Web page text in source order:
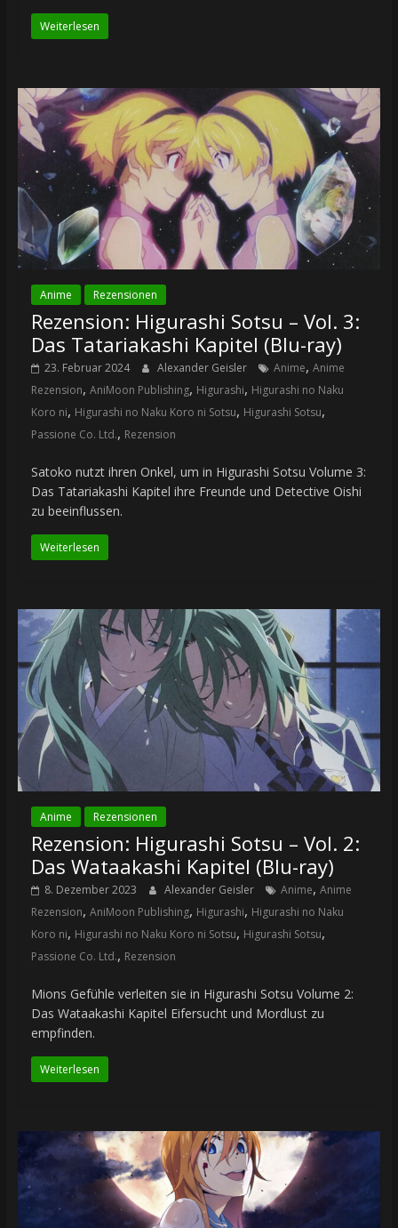
Weiterlesen
Anime Rezensionen
Rezension: Higurashi Sotsu – Vol. 3:
Das Tatariakashi Kapitel (Blu-ray)
23. Februar 2024 Alexander Geisler Anime, Anime
Rezension, AniMoon Publishing, Higurashi, Higurashi no Naku
Koro ni, Higurashi no Naku Koro ni Sotsu, Higurashi Sotsu,
Passione Co. Ltd., Rezension
Satoko nutzt ihren Onkel, um in Higurashi Sotsu Volume 3:
Das Tatariakashi Kapitel ihre Freunde und Detective Oishi
zu beeinflussen.
Weiterlesen
Anime Rezensionen
Rezension: Higurashi Sotsu – Vol. 2:
Das Wataakashi Kapitel (Blu-ray)
8. Dezember 2023 Alexander Geisler Anime, Anime
Rezension, AniMoon Publishing, Higurashi, Higurashi no Naku
Koro ni, Higurashi no Naku Koro ni Sotsu, Higurashi Sotsu,
Passione Co. Ltd., Rezension
Mions Gefühle verleiten sie in Higurashi Sotsu Volume 2:
Das Wataakashi Kapitel Eifersucht und Mordlust zu
empfinden.
Weiterlesen